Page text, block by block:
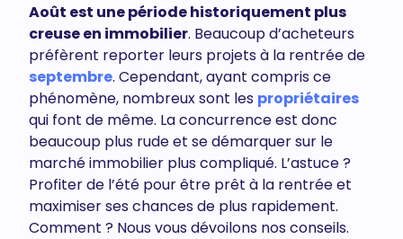
Août est une période historiquement plus
creuse en immobilier. Beaucoup d’acheteurs
préfèrent reporter leurs projets à la rentrée de
septembre. Cependant, ayant compris ce
phénomène, nombreux sont les propriétaires
qui font de même. La concurrence est donc
beaucoup plus rude et se démarquer sur le
marché immobilier plus compliqué. L’astuce ?
Profiter de l’été pour être prêt à la rentrée et
maximiser ses chances de plus rapidement.
Comment ? Nous vous dévoilons nos conseils.